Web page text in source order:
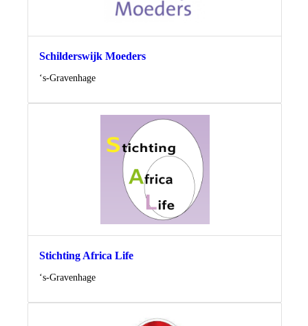
Schilderswijk Moeders
Locatie
‘s-Gravenhage
Stichting Africa Life
Locatie
‘s-Gravenhage